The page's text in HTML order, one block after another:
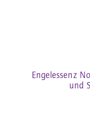
Engelessenz
und